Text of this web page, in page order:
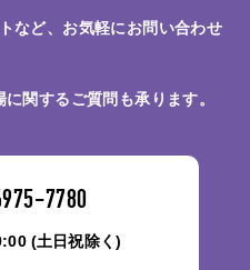
など、お気軽にお問い合わせ
関するご質問も承ります。
7780
(土日祝除く)